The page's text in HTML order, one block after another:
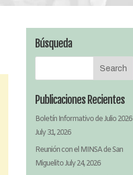
Búsqueda
Publicaciones Recientes
Boletín Informativo de Julio 2026
July 31, 2026
Reunión con el MINSA de San
MiguelitoJuly 24, 2026